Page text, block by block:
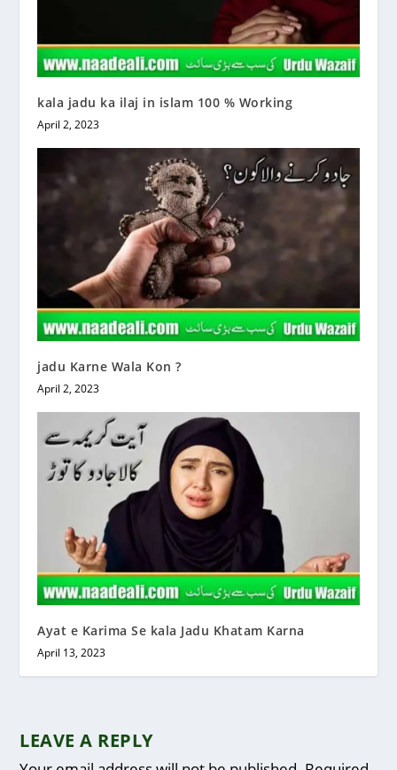
kala jadu ka ilaj in islam 100 % Working
April 2, 2023
jadu Karne Wala Kon ?
April 2, 2023
Ayat e Karima Se kala Jadu Khatam Karna
April 13, 2023
LEAVE A REPLY